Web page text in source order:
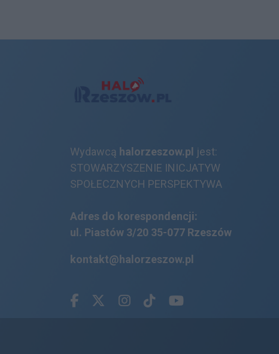
Wydawcą halorzeszow.pl jest:
STOWARZYSZENIE INICJATYW
SPOŁECZNYCH PERSPEKTYWA
Adres do korespondencji:
ul. Piastów 3/20 35-077 Rzeszów
kontakt@halorzeszow.pl
Facebook.com
X.comInstagram.com
Tiktok.com
Youtube.com